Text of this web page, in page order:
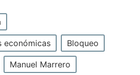
económicas Bloqueo
Manuel Marrero